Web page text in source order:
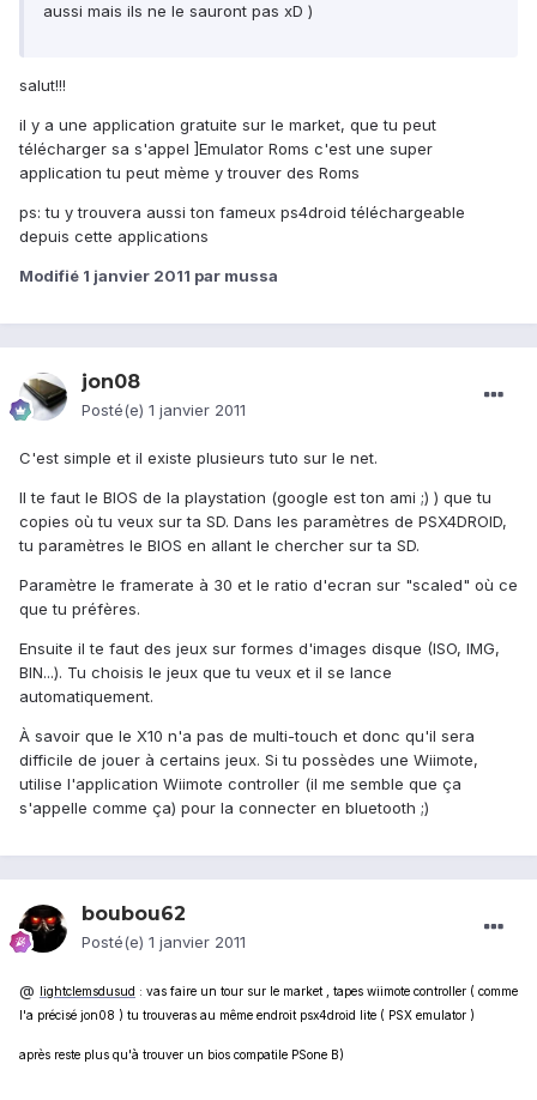
aussi mais ils ne le sauront pas xD )
salut!!!
il y a une application gratuite sur le market, que tu peut
télécharger sa s'appel ]Emulator Roms c'est une super
application tu peut mème y trouver des Roms
ps: tu y trouvera aussi ton fameux ps4droid téléchargeable
depuis cette applications
Modifié 1 janvier 2011 par mussa
jon08
Posté(e) 1 janvier 2011
C'est simple et il existe plusieurs tuto sur le net.
Il te faut le BIOS de la playstation (google est ton ami ;) ) que tu
copies où tu veux sur ta SD. Dans les paramètres de PSX4DROID,
tu paramètres le BIOS en allant le chercher sur ta SD.
Paramètre le framerate à 30 et le ratio d'ecran sur "scaled" où ce
que tu préfères.
Ensuite il te faut des jeux sur formes d'images disque (ISO, IMG,
BIN...). Tu choisis le jeux que tu veux et il se lance
automatiquement.
À savoir que le X10 n'a pas de multi-touch et donc qu'il sera
difficile de jouer à certains jeux. Si tu possèdes une Wiimote,
utilise l'application Wiimote controller (il me semble que ça
s'appelle comme ça) pour la connecter en bluetooth ;)
boubou62
Posté(e) 1 janvier 2011
@ lightclemsdusud : vas faire un tour sur le market , tapes wiimote controller ( comme
l'a précisé jon08 ) tu trouveras au même endroit psx4droid lite ( PSX emulator )
après reste plus qu'à trouver un bios compatile PSone B)